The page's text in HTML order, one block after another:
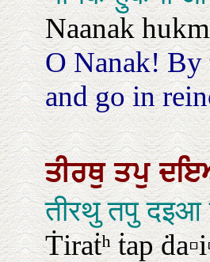
Naanak
O Nanak! By
and go in
ਤੀਰਥੁਤਪੁ
तीरथु तपु दइआ
Ṫiraṫʰ ṫap